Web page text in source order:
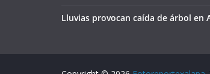
Lluvias provocan caída de árbol en